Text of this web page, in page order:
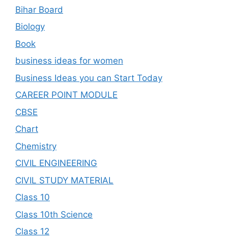
Bihar Board
Biology
Book
business ideas for women
Business Ideas you can Start Today
CAREER POINT MODULE
CBSE
Chart
Chemistry
CIVIL ENGINEERING
CIVIL STUDY MATERIAL
Class 10
Class 10th Science
Class 12